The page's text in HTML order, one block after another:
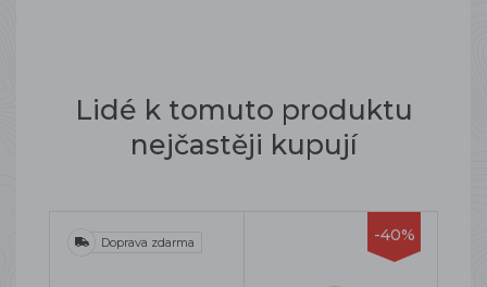
Lidé k tomuto produktu
nejčastěji kupují
Doprava zdarma -40%